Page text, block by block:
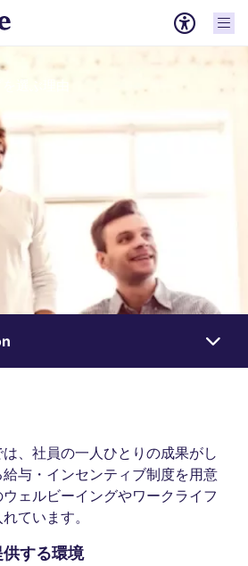
選ぶ理由
、社員の一人ひとりの成果がし
与・インセンティブ制度を用意
ェルビーイングやワークライフ
ています。
する環境